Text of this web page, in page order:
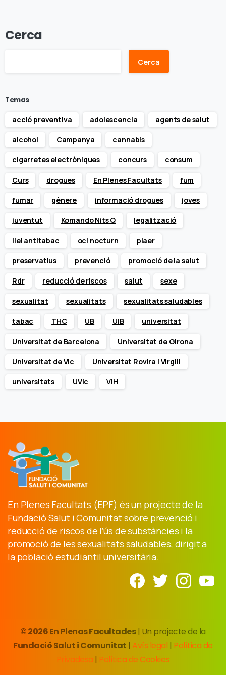
Cerca
Cerca
Temas
acció preventiva
adolescencia agents de salut
alcohol Campanya cannabis
cigarretes electròniques concurs consum
Curs drogues En Plenes Facultats fum
fumar gènere informació drogues joves
juventut Komando Nits Q legalització
llei antitabac oci nocturn plaer
preservatius prevenció promoció de la salut
Rdr reducció de riscos salut sexe
sexualitat sexualitats sexualitats saludables
tabac THC UB UIB universitat
Universitat de Barcelona Universitat de Girona
Universitat de Vic Universitat Rovira i Virgili
universitats UVic VIH
En Plenes Facultats (EPF) és un projecte de la
Fundació Salut i Comunitat sobre prevenció i
reducció de riscos de l’ús de substàncies i la
promoció de les sexualitats saludables, dirigit a
la població estudiantil universitària.
© 2026 En Plenas Facultades| Un projecte de la
Fundació Salut i Comunitat | Avís legal | Política de
Privadesa | Política de Cookies